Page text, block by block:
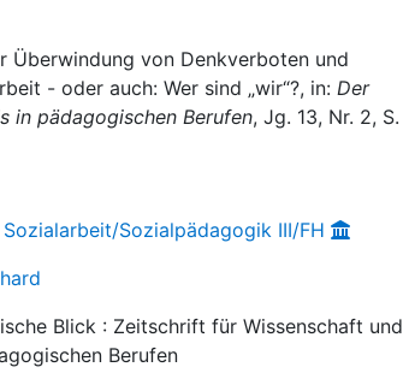
Überwindung von Denkverboten und
- oder auch: Wer sind „wir“?, in: Der
in pädagogischen Berufen, Jg. 13, Nr. 2, S.
Sozialpädagogik III/FH
Blick : Zeitschrift für Wissenschaft und
Berufen